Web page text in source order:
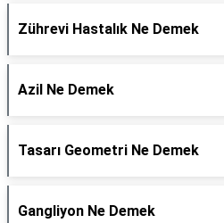
Zührevi Hastalık Ne Demek
Azil Ne Demek
Tasarı Geometri Ne Demek
Gangliyon Ne Demek